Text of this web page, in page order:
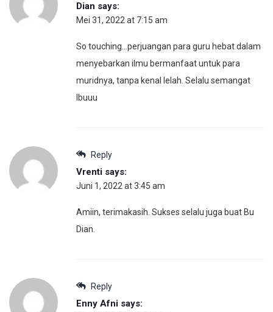
Dian says:
Mei 31, 2022 at 7:15 am
So touching…perjuangan para guru hebat dalam
menyebarkan ilmu bermanfaat untuk para
muridnya, tanpa kenal lelah. Selalu semangat
Ibuuu
Reply
Vrenti says:
Juni 1, 2022 at 3:45 am
Amiin, terimakasih. Sukses selalu juga buat Bu
Dian.
Reply
Enny Afni says: